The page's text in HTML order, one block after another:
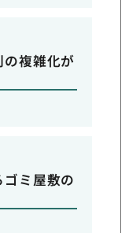
複雑化が
ミ屋敷の